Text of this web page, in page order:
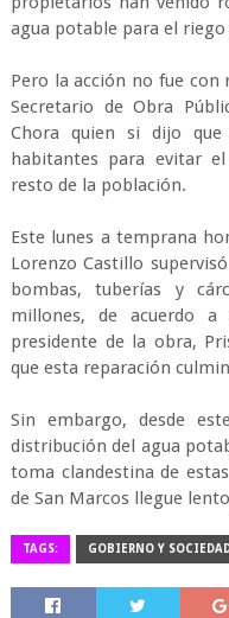
agua potable para el riego
Pero la acción no fue
Secretario de Obra
Chora quien si dijo
habitantes para evitar
resto de la población.
Este lunes a temprana
Lorenzo Castillo
bombas, tuberías y
millones, de acuerdo
presidente de la obra,
que esta reparación
Sin embargo, desde
distribución del agua
toma clandestina de
de San Marcos llegue
TAGS: GOBIERNO Y